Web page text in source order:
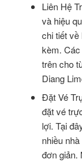
Liên Hệ
và hiệu
chi tiết về
kèm.
trên cho
Diang
Đặt Vé
đặt vé
lợi. Tại
nhiều
đơn giản.